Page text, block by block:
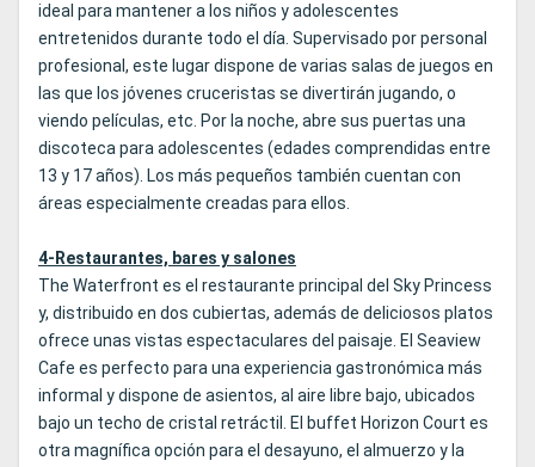
ideal para mantener a los niños y adolescentes
entretenidos durante todo el día. Supervisado por personal
profesional, este lugar dispone de varias salas de juegos en
las que los jóvenes cruceristas se divertirán jugando, o
viendo películas, etc. Por la noche, abre sus puertas una
discoteca para adolescentes (edades comprendidas entre
13 y 17 años). Los más pequeños también cuentan con
áreas especialmente creadas para ellos.
4-Restaurantes, bares y salones
The Waterfront es el restaurante principal del Sky Princess
y, distribuido en dos cubiertas, además de deliciosos platos
ofrece unas vistas espectaculares del paisaje. El Seaview
Cafe es perfecto para una experiencia gastronómica más
informal y dispone de asientos, al aire libre bajo, ubicados
bajo un techo de cristal retráctil. El buffet Horizon Court es
otra magnífica opción para el desayuno, el almuerzo y la